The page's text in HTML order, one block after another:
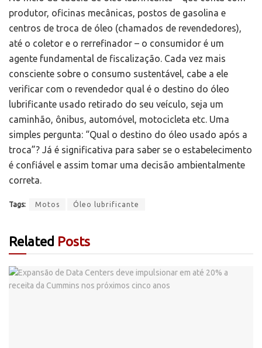
produtor, oficinas mecânicas, postos de gasolina e
centros de troca de óleo (chamados de revendedores),
até o coletor e o rerrefinador – o consumidor é um
agente fundamental de fiscalização. Cada vez mais
consciente sobre o consumo sustentável, cabe a ele
verificar com o revendedor qual é o destino do óleo
lubrificante usado retirado do seu veículo, seja um
caminhão, ônibus, automóvel, motocicleta etc. Uma
simples pergunta: “Qual o destino do óleo usado após a
troca”? Já é significativa para saber se o estabelecimento
é confiável e assim tomar uma decisão ambientalmente
correta.
Tags: Motos Óleo lubrificante
Related Posts